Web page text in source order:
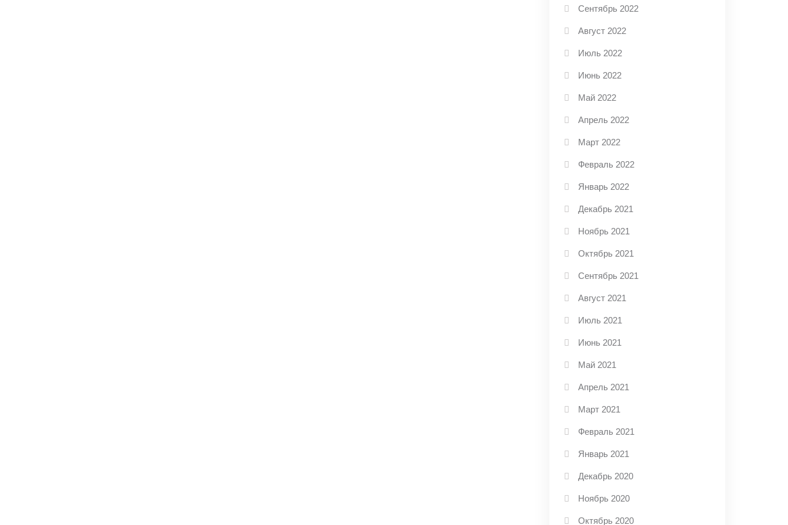
Сентябрь 2022
Август 2022
Июль 2022
Июнь 2022
Май 2022
Апрель 2022
Март 2022
Февраль 2022
Январь 2022
Декабрь 2021
Ноябрь 2021
Октябрь 2021
Сентябрь 2021
Август 2021
Июль 2021
Июнь 2021
Май 2021
Апрель 2021
Март 2021
Февраль 2021
Январь 2021
Декабрь 2020
Ноябрь 2020
Октябрь 2020